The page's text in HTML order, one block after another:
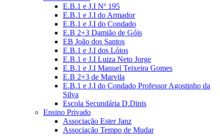
E.B.1 e J.I Nº 195
E.B.1 e J.I do Armador
E.B.1 e J.I do Condado
E.B 2+3 Damião de Góis
EB João dos Santos
E.B.1 e J.I dos Lóios
E.B.1 e J.I Luiza Neto Jorge
E.B.1 e J.I Manuel Teixeira Gomes
E.B 2+3 de Marvila
E.B.1 e J.I do Condado Professor Agostinho da
Silva
Escola Secundária D.Dinis
Ensino Privado
Associação Ester Janz
Associação Tempo de Mudar